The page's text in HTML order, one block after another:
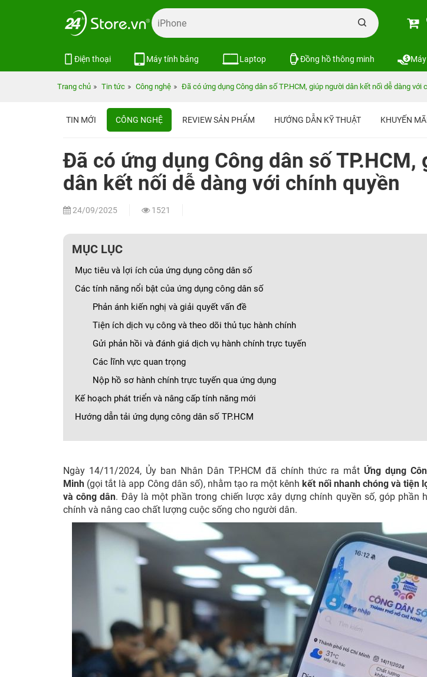
Điện thoại Máy tính bảng Laptop Đồng hồ thông minh
Trang chủ Tin tức Công nghệ Đã có ứng dụng Công dân số TP.HCM, giúp người dân kết nối dễ dàng với
TIN MỚI CÔNG NGHỆ REVIEW SẢN PHẨM HƯỚNG DẪN KỸ THUẬT KHUYẾN
Đã có ứng dụng Công dân số TP.HCM,
dân kết nối dễ dàng với chính quyền
24/09/2025 1521
MỤC LỤC
Mục tiêu và lợi ích của ứng dụng công dân số
Các tính năng nổi bật của ứng dụng công dân số
Phản ánh kiến nghị và giải quyết vấn đề
Tiện ích dịch vụ công và theo dõi thủ tục hành chính
Gửi phản hồi và đánh giá dịch vụ hành chính trực tuyến
Các lĩnh vực quan trọng
Nộp hồ sơ hành chính trực tuyến qua ứng dụng
Kế hoạch phát triển và nâng cấp tính năng mới
Hướng dẫn tải ứng dụng công dân số TP.HCM
Ngày 14/11/2024, Ủy ban Nhân Dân TP.HCM đã chính thức ra mắt Ứng dụng
Minh (gọi tắt là app Công dân số), nhằm tạo ra một kênhkết nối nhanh chóng và tiện
và công dân. Đây là một phần trong chiến lược xây dựng chính quyền số, góp phần
chính và nâng cao chất lượng cuộc sống cho người dân.